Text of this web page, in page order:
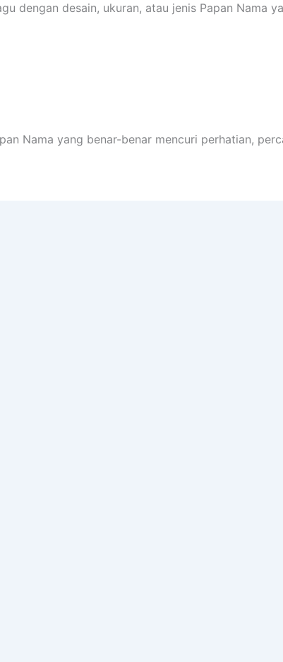
dengan desain, ukuran, atau jenis Papan Nama
Nama yang benar-benar mencuri perhatian,